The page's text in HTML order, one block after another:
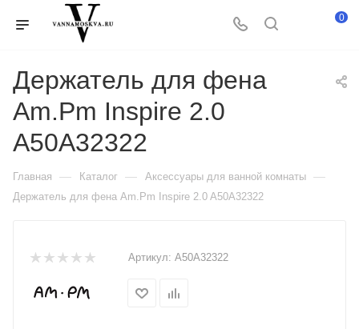
0
Держатель для фена
Am.Pm Inspire 2.0
A50A32322
Главная — Каталог — Аксессуары для ванной комнаты —
Держатель для фена Am.Pm Inspire 2.0 A50A32322
Артикул: A50A32322